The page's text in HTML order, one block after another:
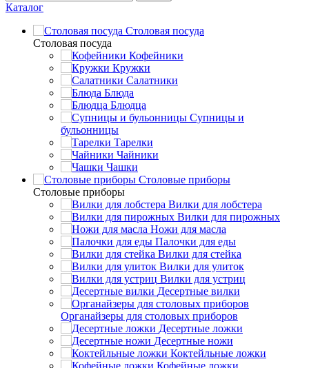
Каталог
Столовая посуда
Столовая посуда
Кофейники
Кружки
Салатники
Блюда
Блюдца
Супницы и
бульонницы
Тарелки
Чайники
Чашки
Cтоловые приборы
Cтоловые приборы
Вилки для лобстера
Вилки для пирожных
Ножи для масла
Палочки для еды
Вилки для стейка
Вилки для улиток
Вилки для устриц
Десертные вилки
Органайзеры для столовых приборов
Десертные ложки
Десертные ножи
Коктейльные ложки
Кофейные ложки